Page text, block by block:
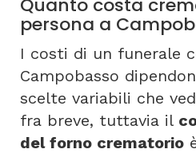
Quanto costa
persona a
I costi di un funerale
Campobasso
scelte variabili che
fra breve, tuttavia il
del forno crematorio